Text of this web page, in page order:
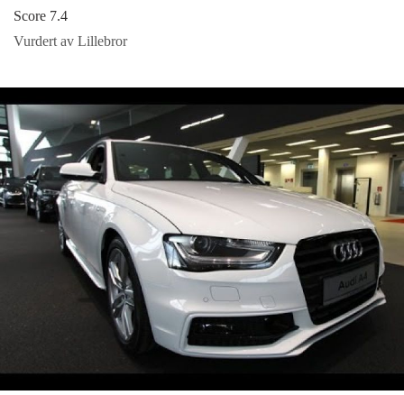
Score 7.4
Vurdert av Lillebror